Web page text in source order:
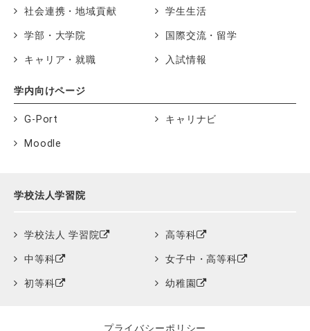
社会連携・地域貢献 学生生活
学部・大学院 国際交流・留学
キャリア・就職 入試情報
学内向けページ
G-Port キャリナビ
Moodle
学校法人学習院
学校法人 学習院 高等科
中等科 女子中・高等科
初等科 幼稚園
プライバシーポリシー